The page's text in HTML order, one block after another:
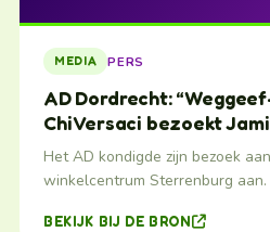
MEDIA PERS
AD Dordrecht:
Chi Versaci bezoekt
Het AD kondigde zijn bezoek
winkelcentrum Sterrenburg aan.
BEKIJK BIJ DE BRON